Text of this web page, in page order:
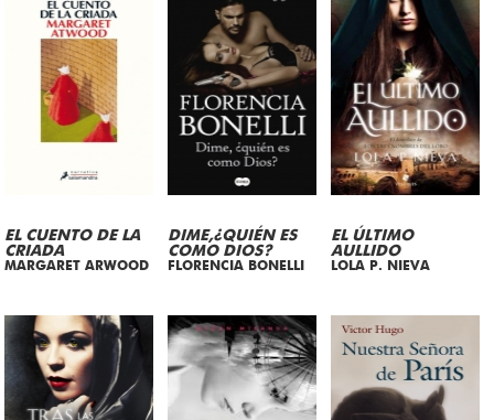
EL CUENTO DE LA
CRIADA
MARGARET ARWOOD
DIME,¿QUIÉN ES
COMO DIOS?
FLORENCIA BONELLI
EL ÚLTIMO
AULLIDO
LOLA P. NIEVA